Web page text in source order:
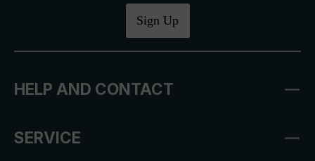
Sign Up
HELP AND CONTACT
SERVICE